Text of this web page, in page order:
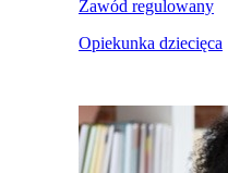
Zawód regulowany
Opiekunka dziecięca